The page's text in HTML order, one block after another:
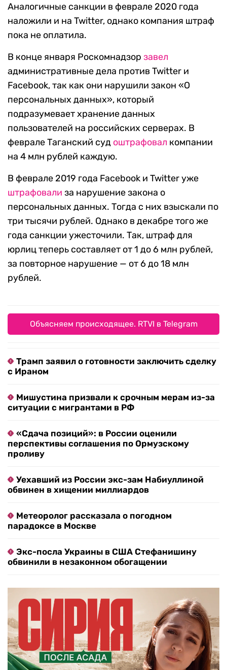
Аналогичные санкции в феврале 2020 года
наложили и на Twitter, однако компания штраф
пока не оплатила.
В конце января Роскомнадзор завел
административные дела против Twitter и
Facebook, так как они нарушили закон «О
персональных данных», который
подразумевает хранение данных
пользователей на российских серверах. В
феврале Таганский суд оштрафовал компании
на 4 млн рублей каждую.
В феврале 2019 года Facebook и Twitter уже
штрафовали за нарушение закона о
персональных данных. Тогда с них взыскали по
три тысячи рублей. Однако в декабре того же
года санкции ужесточили. Так, штраф для
юрлиц теперь составляет от 1 до 6 млн рублей,
за повторное нарушение — от 6 до 18 млн
рублей.
Объясняем происходящее. RTVI в Telegram
Трамп заявил о готовности заключить сделку
с Ираном
Мишустина призвали к срочным мерам из-за
ситуации с мигрантами в РФ
«Сдача позиций»: в России оценили
перспективы соглашения по Ормузскому
проливу
Уехавший из России экс-зам Набиуллиной
обвинен в хищении миллиардов
Метеоролог рассказала о погодном
парадоксе в Москве
Экс-посла Украины в США Стефанишину
обвинили в незаконном обогащении